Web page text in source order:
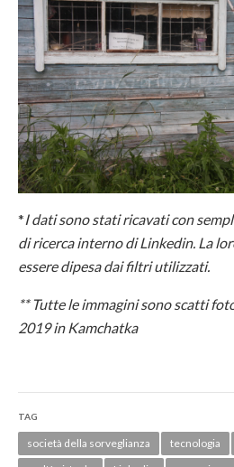
*I dati sono stati ricavati con
di ricerca interno di Linkedin. La
essere dipesa dai filtri utilizzati.
** Tutte le immagini sono scatti
2019 in Kamchatka
TAG
società della sorveglianza tecnologia